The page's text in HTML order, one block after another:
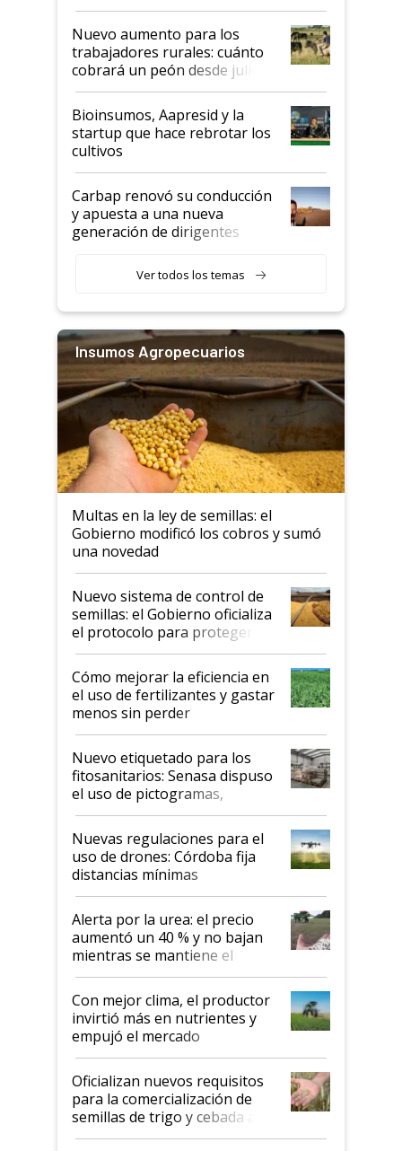
Nuevo aumento para los
trabajadores rurales: cuánto
cobrará un peón desde julio
Bioinsumos, Aapresid y la
startup que hace rebrotar los
cultivos
Carbap renovó su conducción
y apuesta a una nueva
generación de dirigentes
Ver todos los temas
Insumos Agropecuarios
Multas en la ley de semillas: el
Gobierno modificó los cobros y sumó
una novedad
Nuevo sistema de control de
semillas: el Gobierno oficializa
el protocolo para proteger la
propiedad intelectual
Cómo mejorar la eficiencia en
el uso de fertilizantes y gastar
menos sin perder
productividad en la campaña
fina
Nuevo etiquetado para los
fitosanitarios: Senasa dispuso
el uso de pictogramas,
palabras de advertencia e
indicaciones
Nuevas regulaciones para el
uso de drones: Córdoba fija
distancias mínimas
Alerta por la urea: el precio
aumentó un 40 % y no bajan
mientras se mantiene el
conflicto en Medio Oriente
Con mejor clima, el productor
invirtió más en nutrientes y
empujó el mercado
Oficializan nuevos requisitos
para la comercialización de
semillas de trigo y cebada a
granel